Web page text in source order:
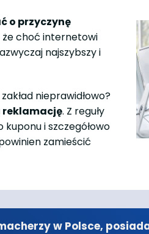
o przyczynę
że choć internetowi
najszybszy i
nieprawidłowo?
. Z reguły
i szczegółowo
zamieścić
w Polsce,